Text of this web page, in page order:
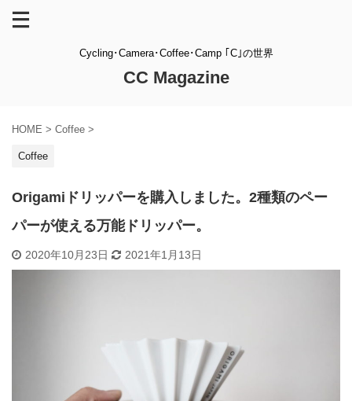
Cycling･Camera･Coffee･Camp ｢C｣の世界
CC Magazine
HOME > Coffee >
Coffee
Origamiドリッパーを購入しました。2種類のペー
パーが使える万能ドリッパー。
2020年10月23日 2021年1月13日